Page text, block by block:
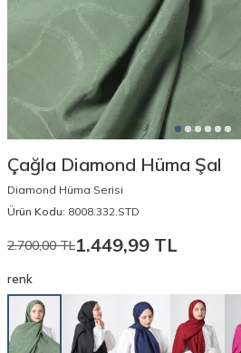
Çağla Diamond Hüma Şal
Diamond Hüma Serisi
Ürün Kodu: 8008.332.STD
2.700,00TL1.449,99 TL
renk